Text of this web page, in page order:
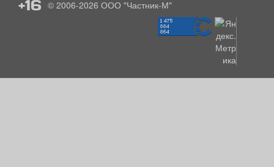
+16 © 2006-2026 ООО "Частник-М"